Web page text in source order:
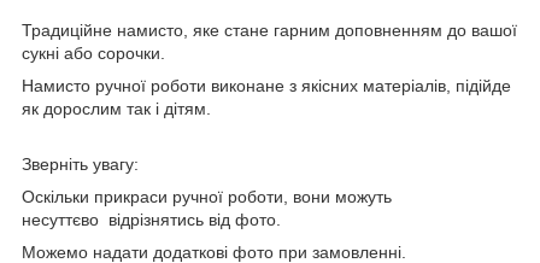
Традиційне намисто, яке стане гарним доповненням до вашої
сукні або сорочки.
Намисто ручної роботи виконане з якісних матеріалів, підійде
як дорослим так і дітям.
Зверніть увагу:
Оскільки прикраси ручної роботи, вони можуть
несуттєво відрізнятись від фото.
Можемо надати додаткові фото при замовленні.